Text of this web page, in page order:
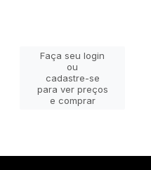
Faça seu login
ou
cadastre-se
para ver preços
e comprar